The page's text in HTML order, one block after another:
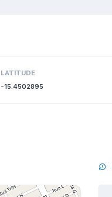
LATITUDE
-15.4502895